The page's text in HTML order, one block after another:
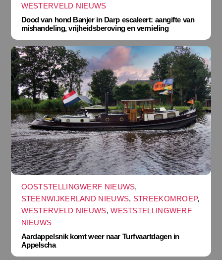
WESTERVELD NIEUWS
Dood van hond Banjer in Darp escaleert: aangifte van
mishandeling, vrijheidsberoving en vernieling
OOSTSTELLINGWERF NIEUWS,
STEENWIJKERLAND NIEUWS, STREEKOMROEP,
WESTERVELD NIEUWS,WESTSTELLINGWERF
NIEUWS
Aardappelsnik komt weer naar Turfvaartdagen in
Appelscha